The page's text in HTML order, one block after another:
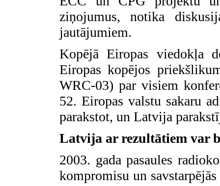
ziņojumus, notika
jautājumiem.
Kopējā Eiropas viedokļa
Eiropas kopējos
WRC-03) par visiem
52. Eiropas valstu sakaru
parakstot, un Latvija
Latvija ar rezultātiem var
2003. gada pasaules
kompromisu un